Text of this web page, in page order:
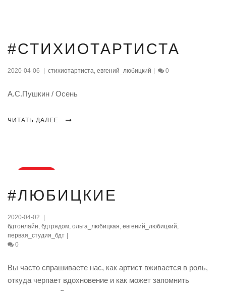
06
#СТИХИОТАРТИСТА
2020-04-06 стихиотартиста, евгений_любицкий 0
А.С.Пушкин / Осень
ЧИТАТЬ ДАЛЕЕ
апр., 2020
#ЛЮБИЦКИЕ
2020-04-02
бдтонлайн, бдтрядом, ольга_любицкая, евгений_любицкий,
первая_студия_бдт
0
Вы часто спрашиваете нас, как артист вживается в роль,
откуда черпает вдохновение и как может запомнить